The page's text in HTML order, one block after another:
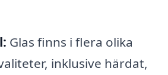
Glas finns i flera olika
inklusive härdat,